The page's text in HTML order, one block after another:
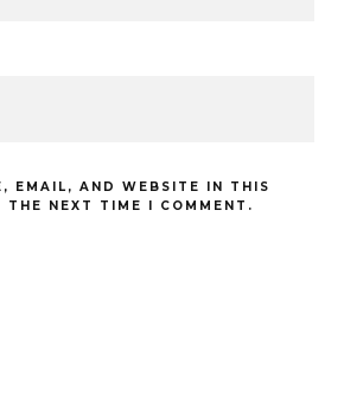
EMAIL, AND WEBSITE IN THIS
THE NEXT TIME I COMMENT.